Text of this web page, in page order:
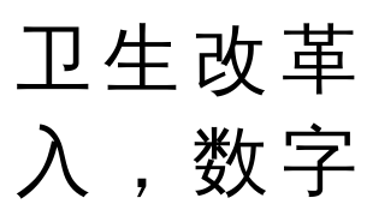
生改革
，数字